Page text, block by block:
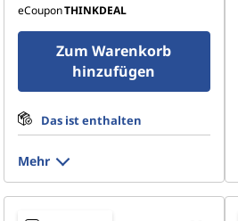
eCouponTHINKDEAL
Zum Warenkorb
hinzufügen
Das ist enthalten
Mehr